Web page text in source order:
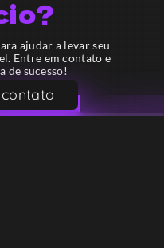
ajudar a levar seu
Entre em contato e
de sucesso!